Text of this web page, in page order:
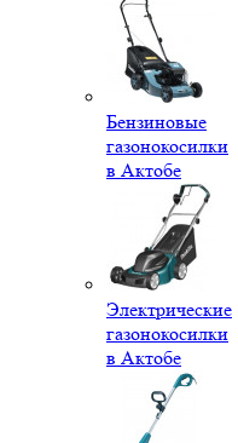
Бензиновые
газонокосилки
в Актобе
Электрические
газонокосилки
в Актобе